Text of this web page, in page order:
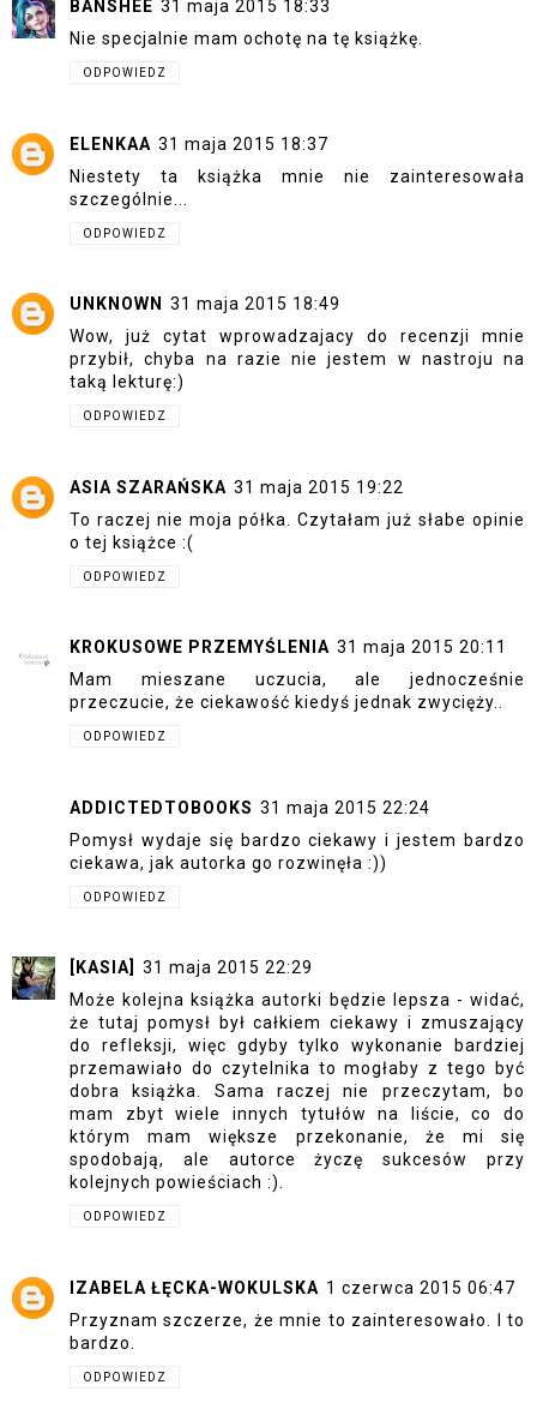
BANSHEE 31 maja 2015 18:33
Nie specjalnie mam ochotę na tę książkę.
ODPOWIEDZ
ELENKAA 31 maja 2015 18:37
Niestety ta książka mnie nie zainteresowała
szczególnie...
ODPOWIEDZ
UNKNOWN
31 maja 2015 18:49
Wow, już cytat wprowadzajacy do recenzji mnie
przybił, chyba na razie nie jestem w nastroju na
taką lekturę:)
ODPOWIEDZ
ASIA SZARAŃSKA 31 maja 2015 19:22
To raczej nie moja półka. Czytałam już słabe opinie
o tej książce :(
ODPOWIEDZ
KROKUSOWE PRZEMYŚLENIA 31 maja 2015 20:11
Mam mieszane uczucia, ale jednocześnie
przeczucie, że ciekawość kiedyś jednak zwycięży..
ODPOWIEDZ
ADDICTEDTOBOOKS 31 maja 2015 22:24
Pomysł wydaje się bardzo ciekawy i jestem bardzo
ciekawa, jak autorka go rozwinęła :))
ODPOWIEDZ
[KASIA]
31 maja 2015 22:29
Może kolejna książka autorki będzie lepsza - widać,
że tutaj pomysł był całkiem ciekawy i zmuszający
do refleksji, więc gdyby tylko wykonanie bardziej
przemawiało do czytelnika to mogłaby z tego być
dobra książka. Sama raczej nie przeczytam, bo
mam zbyt wiele innych tytułów na liście, co do
którym mam większe przekonanie, że mi się
spodobają, ale autorce życzę sukcesów przy
kolejnych powieściach :).
ODPOWIEDZ
IZABELA ŁĘCKA-WOKULSKA 1 czerwca 2015 06:47
Przyznam szczerze, że mnie to zainteresowało. I to
bardzo.
ODPOWIEDZ